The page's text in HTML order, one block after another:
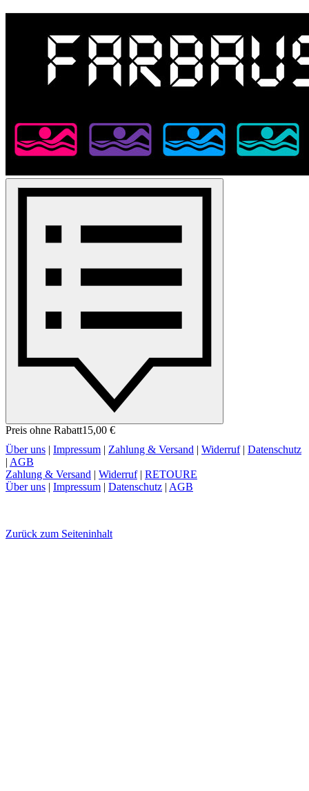
Preis ohne Rabatt15,00 €
Über uns
Impressum Zahlung & Versand Widerruf| Datenschutz
AGB
Zahlung & Versand
Widerruf
RETOURE
Über uns
Impressum Datenschutz AGB
Zurück zum Seiteninhalt